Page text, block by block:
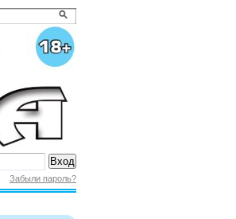
Забыли пароль?